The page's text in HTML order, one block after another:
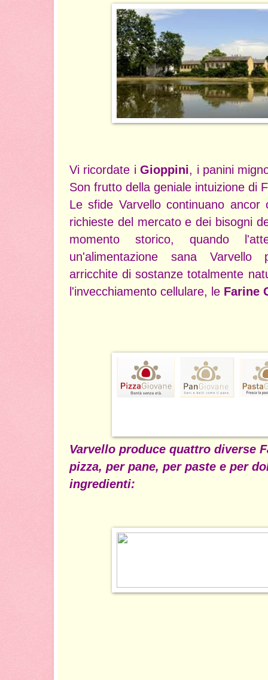
Vi ricordate iGioppini, i panini
Son frutto della geniale intuizione di
Le sfide Varvello continuano ancor
richieste del mercato e dei bisogni
momento storico, quando
un'alimentazione sana Varvello
arricchite di sostanze totalmente
l'invecchiamento cellulare, le Farine
Varvello produce quattro diverse
pizza, per pane, per paste e per
ingredienti: